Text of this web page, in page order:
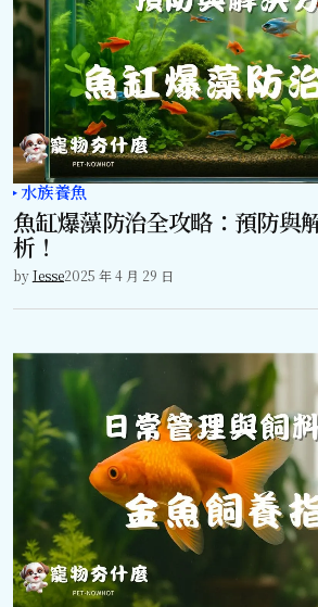
水族養魚
魚缸爆藻防治全攻略：預防與
析！
byJesse2025 年 4 月 29 日